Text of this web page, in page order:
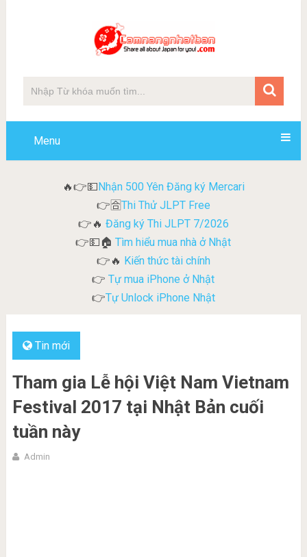
Menu
🔥👉💵Nhận 500 Yên Đăng ký Mercari
👉🈴Thi Thử JLPT Free
👉🔥 Đăng ký Thi JLPT 7/2026
👉💵🏠Tìm hiểu mua nhà ở Nhật
👉🔥 Kiến thức tài chính
👉 Tự mua iPhone ở Nhật
👉Tự Unlock iPhone Nhật
Tin mới
Tham gia Lễ hội Việt Nam Vietnam
Festival 2017 tại Nhật Bản cuối
tuần này
Admin